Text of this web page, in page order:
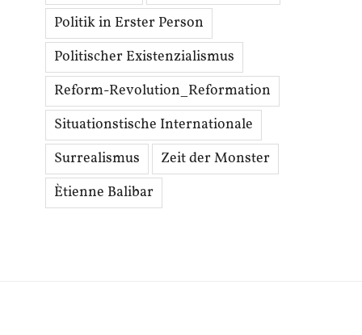
Politik in Erster Person
Politischer Existenzialismus
Reform-Revolution_Reformation
Situationstische Internationale
Surrealismus
Zeit der Monster
Ètienne Balibar